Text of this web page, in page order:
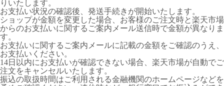
りいたします。
お支払い状況の確認後、発送手続きが開始いたします。
ショップが金額を変更した場合、お客様のご注文時と楽天市場
からのお支払いに関するご案内メール送信時で金額が異なりま
す。
お支払いに関するご案内メールに記載の金額をご確認のうえ、
お支払いください。
14日以内にお支払いが確認できない場合、楽天市場が自動でご
注文をキャンセルいたします。
振込の取扱時間はご利用される金融機関のホームページなどを